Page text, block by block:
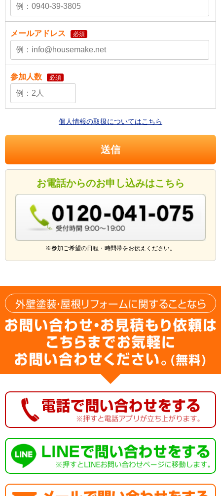
メールアドレス 必須
参加人数 必須
個人情報の取扱についてはこちら
お電話からのお申し込みはこちら
※参加ご希望の日程・時間帯をお伝えください。